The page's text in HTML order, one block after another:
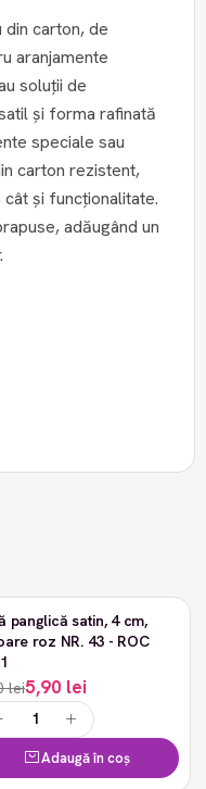
carton, de
aranjamente
soluții de
și forma rafinată
speciale sau
carton rezistent,
și funcționalitate.
adăugând un
panglică satin, 4 cm,
roz NR. 43 - ROC
lei5,90 lei
Adaugă în coș